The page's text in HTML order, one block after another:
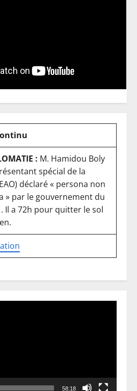
: M. Hamidou Boly
spécial de la
déclaré « persona non
» par le gouvernement du
Il a 72h pour quitter le sol
58:18